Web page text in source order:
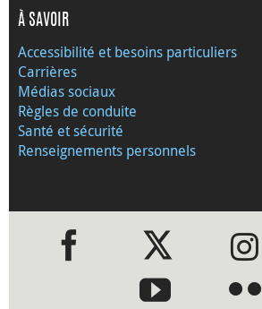
À SAVOIR
Accessibilité et besoins particuliers
Carrières
Médias sociaux
Règles de conduite
Santé et sécurité
Renseignements personnels
●●